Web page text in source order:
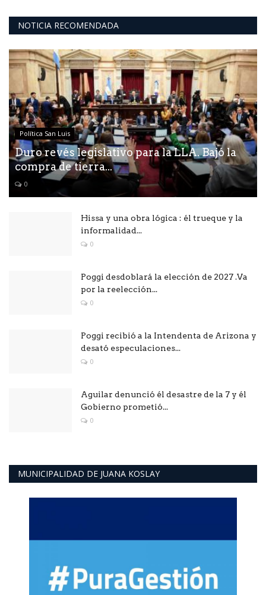
NOTICIA RECOMENDADA
Política San Luis
Duro revés legislativo para la LLA. Bajó la
compra de tierra...
0
Hissa y una obra lógica : él trueque y la
informalidad...
0
Poggi desdoblará la elección de 2027 .Va
por la reelección...
0
Poggi recibió a la Intendenta de Arizona y
desató especulaciones...
0
Aguilar denunció él desastre de la 7 y él
Gobierno prometió...
0
MUNICIPALIDAD DE JUANA KOSLAY